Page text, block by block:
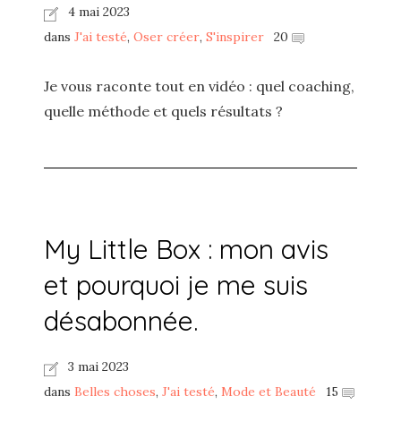
4 mai 2023
dans J'ai testé, Oser créer, S'inspirer 20
Je vous raconte tout en vidéo : quel coaching,
quelle méthode et quels résultats ?
My Little Box : mon avis
et pourquoi je me suis
désabonnée.
3 mai 2023
dans Belles choses, J'ai testé, Mode et Beauté 15